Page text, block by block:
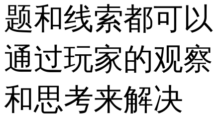
题和线索都可以
通过玩家的观察
和思考来解决